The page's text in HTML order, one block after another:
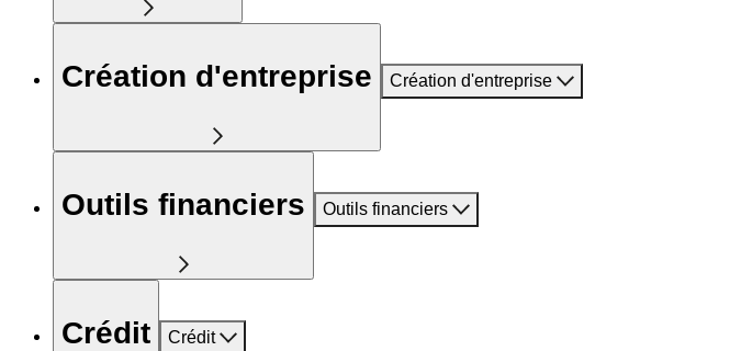
Création d'entreprise Création d'entreprise
Outils financiers Outils financiers
Crédit Crédit